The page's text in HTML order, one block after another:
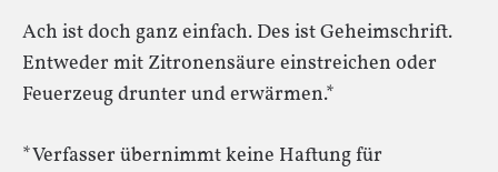
Ach ist doch ganz einfach. Des ist Geheimschrift.
Entweder mit Zitronensäure einstreichen oder
Feuerzeug drunter und erwärmen.*
*Verfasser übernimmt keine Haftung für